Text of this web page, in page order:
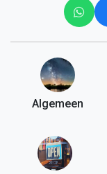
Algemeen